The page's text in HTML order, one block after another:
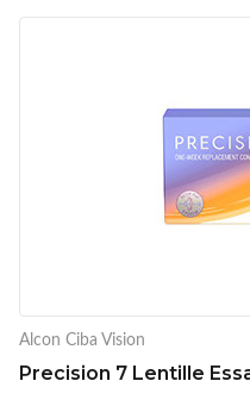
Alcon Ciba Vision
Precision 7 Lentille